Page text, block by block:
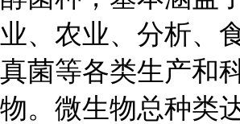
业、农业、分析、
真菌等各类生产和
物。微生物总种类